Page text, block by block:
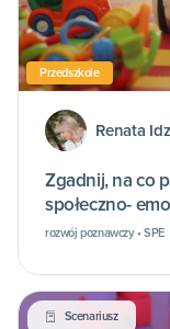
Przedszkole
Renata
Zgadnij, na co
społeczno-
rozwój poznawczy • SPE
Scenariusz